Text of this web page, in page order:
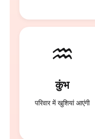
♒
कुंभ
परिवार में खुशियां आएंगी